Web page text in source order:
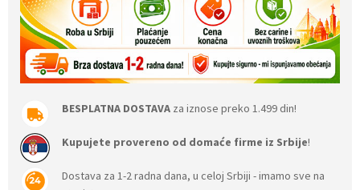
BESPLATNA DOSTAVA za iznose preko 1.499 din!
Kupujete provereno od domaće firme iz Srbije!
Dostava za 1-2 radna dana, u celoj Srbiji - imamo sve na